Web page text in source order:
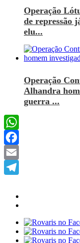
Operação
de repressão
elu...
Operação
Alhandra
guerra ...
WhatsApp
Facebook
Email